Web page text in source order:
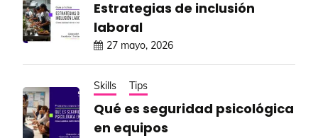
Estrategias de inclusión
laboral
27 mayo, 2026
Skills Tips
Qué es seguridad psicológica
en equipos